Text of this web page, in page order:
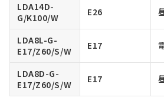
LDA14D-
G/K100/W
E26
LDA8L-G-
E17/Z60/S/W
E17
LDA8D-G-
E17/Z60/S/W
E17